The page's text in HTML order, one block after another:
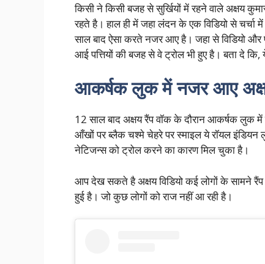
किसी ने किसी बजह से सुर्खियों में रहने वाले अक्षय
रहते है। हाल ही में जहा लंदन के एक विडियो से
साल बाद ऐसा करते नजर आए है। जहा से विडियो
आई पत्तियों की बजह से वे ट्रोल भी हुए है। बता दे
आकर्षक लुक में नजर आए
12 साल बाद अक्षय रैंप वॉक के दौरान आकर्षक लुक
आँखों पर ब्लैक चश्मे चेहरे पर स्माइल ये रॉयल
नेटिजन्स को ट्रोल करने का कारण मिल चुका है।
आप देख सकते है अक्षय विडियो कई लोगों के सामने
हुई है। जो कुछ लोगों को राज नहीं आ रही है।